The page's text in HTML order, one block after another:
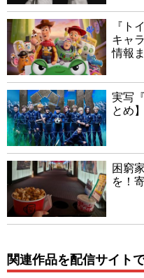
『ト
キャ
情報
実写
とめ】
困窮
を！
関連作品を配信サイト